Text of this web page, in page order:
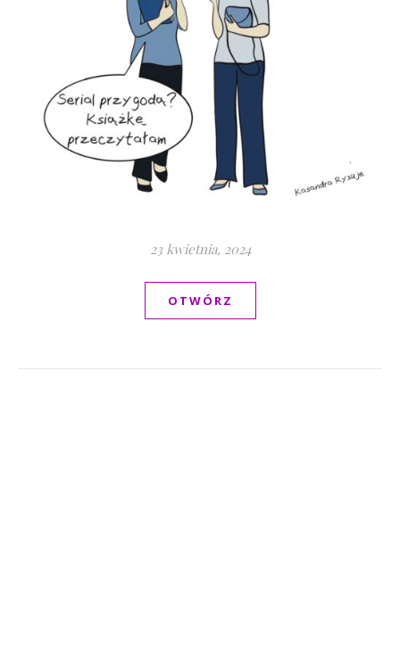
23 kwietnia, 2024
OTWÓRZ